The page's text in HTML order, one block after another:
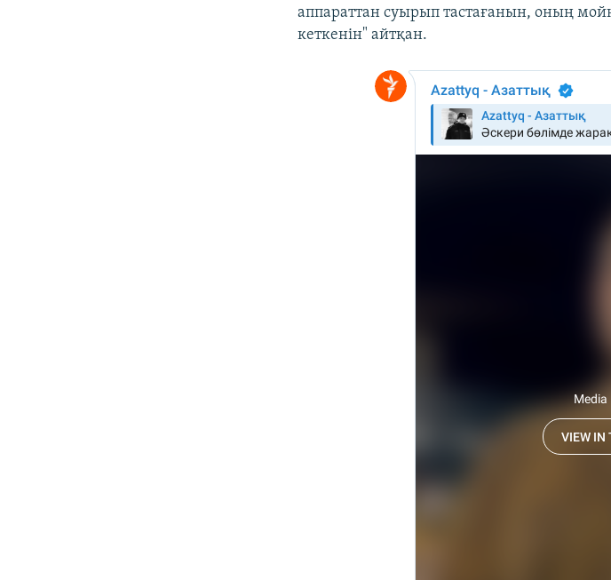
аппараттан суырып тастағанын, оның
кеткенін" айтқан.